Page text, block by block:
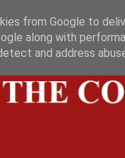
from Google to
along with
and address